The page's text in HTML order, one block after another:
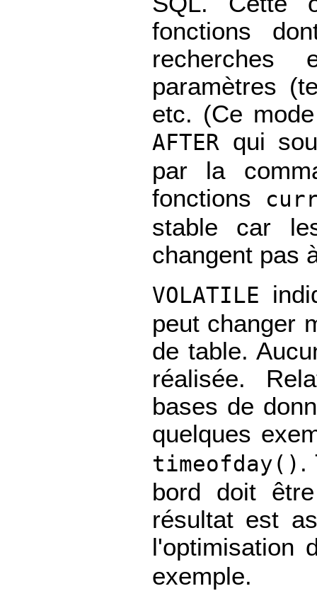
fonctions
paramètres
etc. (Ce
AFTER qui
par la
fonctions
stable car
changent pas
VOLATILE
peut changer
de table.
réalisée.
bases de
quelques
timeofday() .
bord doit
résultat est
l'optimisation
exemple.